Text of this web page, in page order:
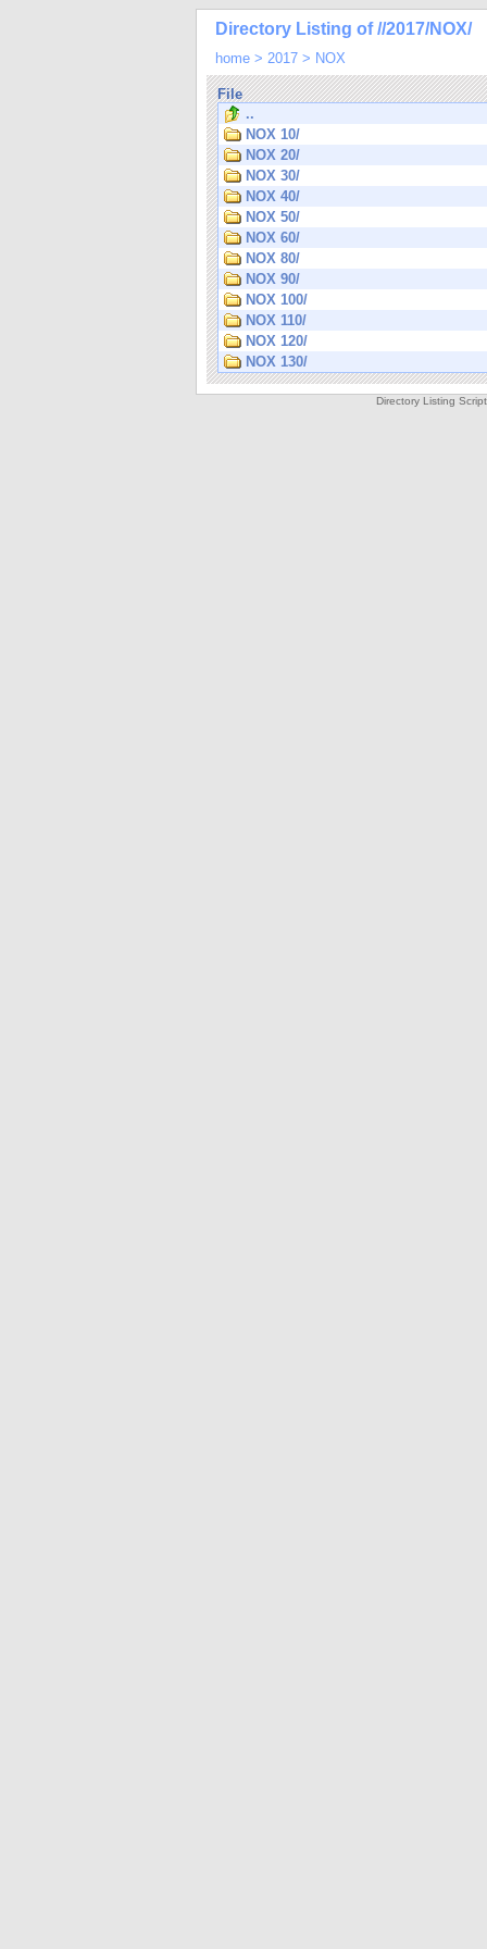
Directory Listing of //2017/NOX/
home > 2017 > NOX
File
..
NOX 10/
NOX 20/
NOX 30/
NOX 40/
NOX 50/
NOX 60/
NOX 80/
NOX 90/
NOX 100/
NOX 110/
NOX 120/
NOX 130/
Directory Listing